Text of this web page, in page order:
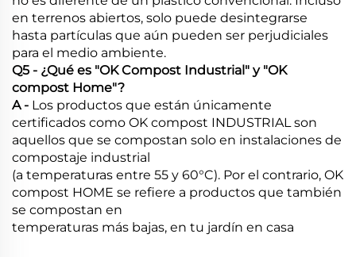
en terrenos abiertos, solo puede desintegrarse
hasta partículas que aún pueden ser perjudiciales
para el medio ambiente.
Q5 - ¿Qué es "OK Compost Industrial" y "OK
compost Home"?
A - Los productos que están únicamente
certificados como OK compost INDUSTRIAL son
aquellos que se compostan solo en instalaciones de
compostaje industrial
(a temperaturas entre 55 y 60°C). Por el contrario, OK
compost HOME se refiere a productos que también
se compostan en
temperaturas más bajas, en tu jardín en casa